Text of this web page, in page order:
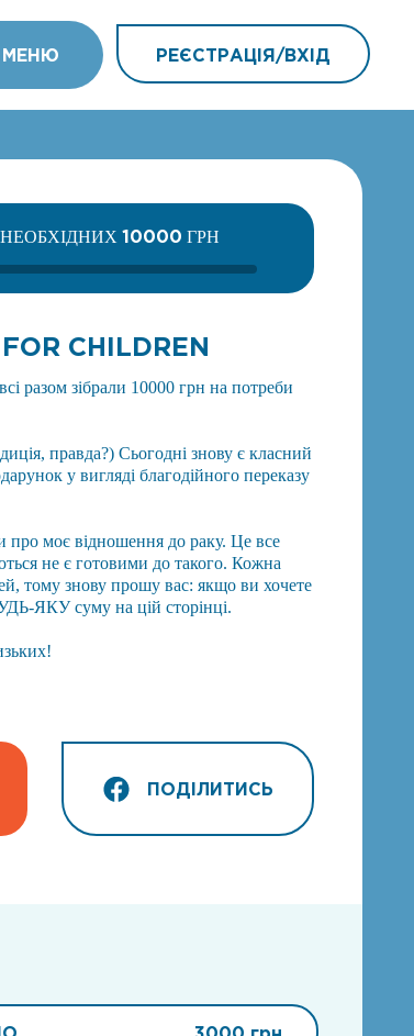
МEНЮ РЕЄСТРАЦІЯ/ВХIД
НЕОБХІДНИХ 10000 ГРН
CHILDREN
разом зібрали 10000 грн на потреби
правда?) Сьогодні знову є класний
у вигляді благодійного переказу
про моє відношення до раку. Це все
не є готовими до такого. Кожна
тому знову прошу вас: якщо ви хочете
ЯКУ суму на цій сторінці.
ПОДІЛИТИСЬ